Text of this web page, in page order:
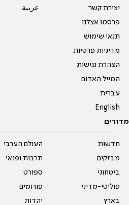
יצירת קשר
פרסמו אצלנו
תנאי שימוש
מדיניות פרטיות
הצהרת נגישות
המייל האדום
עברית
English
عربية
מדורים
חדשות
מבזקים
ביטחוני
פוליטי-מדיני
בארץ
העולם הערבי
תרבות ופנאי
ספורט
פורומים
יהדות